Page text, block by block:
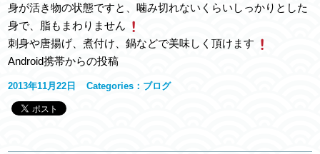
身が活き物の状態ですと、噛み切れないくらいしっかりとした
身で、脂もまわりません
刺身や唐揚げ、煮付け、鍋などで美味しく頂けます
Android携帯からの投稿
2013年11月22日 Categories： ブログ